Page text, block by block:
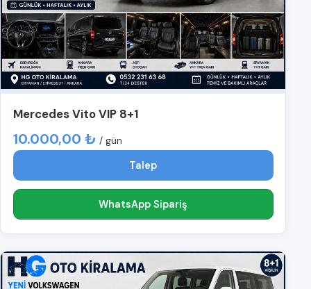
Mercedes Vito VIP 8+1
10.000,00 ₺ / gün
Talep
WhatsApp Sipariş